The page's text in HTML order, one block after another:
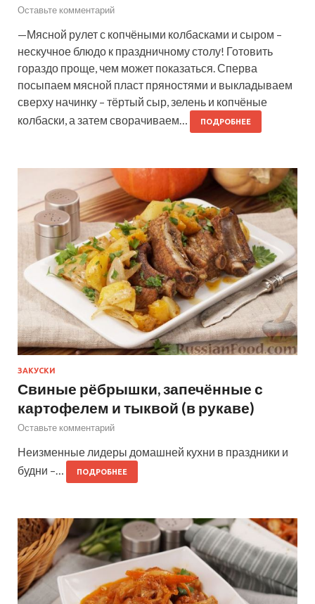
Оставьте комментарий
—Мясной рулет с копчёными колбасками и сыром –
нескучное блюдо к праздничному столу! Готовить
гораздо проще, чем может показаться. Сперва
посыпаем мясной пласт пряностями и выкладываем
сверху начинку – тёртый сыр, зелень и копчёные
колбаски, а затем сворачиваем…
ПОДРОБНЕЕ
ЗАКУСКИ
Свиные рёбрышки, запечённые с
картофелем и тыквой (в рукаве)
Оставьте комментарий
Неизменные лидеры домашней кухни в праздники и
будни –…
ПОДРОБНЕЕ